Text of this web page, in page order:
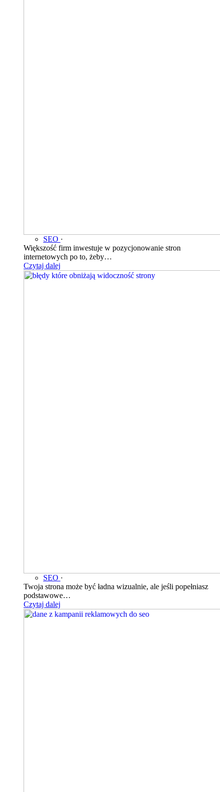
SEO ·
Większość firm inwestuje w pozycjonowanie stron
internetowych po to, żeby…
Czytaj dalej
SEO ·
Twoja strona może być ładna wizualnie, ale jeśli popełniasz
podstawowe…
Czytaj dalej